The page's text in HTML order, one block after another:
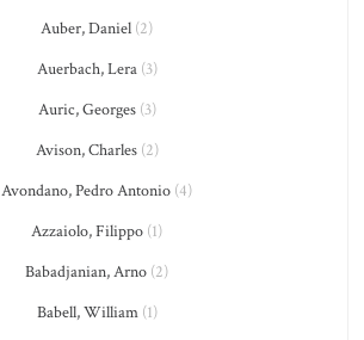
Auber, Daniel (2)
Auerbach, Lera(3)
Auric, Georges(3)
Avison, Charles(2)
Avondano, Pedro Antonio (4)
Azzaiolo, Filippo (1)
Babadjanian, Arno (2)
Babell, William(1)